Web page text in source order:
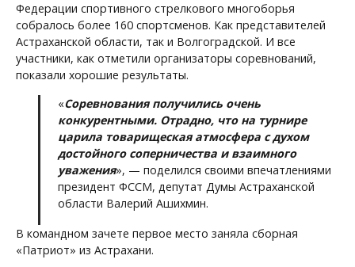
Федерации спортивного стрелкового многоборья
собралось более 160 спортсменов. Как представителей
Астраханской области, так и Волгоградской. И все
участники, как отметили организаторы соревнований,
показали хорошие результаты.
«Соревнования получились очень
конкурентными. Отрадно, что на турнире
царила товарищеская атмосфера с духом
достойного соперничества и взаимного
уважения», — поделился своими впечатлениями
президент ФССМ, депутат Думы Астраханской
области Валерий Ашихмин.
В командном зачете первое место заняла сборная
«Патриот» из Астрахани.